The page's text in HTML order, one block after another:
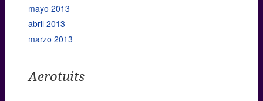
mayo 2013
abril 2013
marzo 2013
Aerotuits